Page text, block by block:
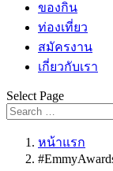
ของกิน
ท่องเที่ยว
สมัครงาน
เกี่ยวกับเรา
Select Page
หน้าแรก